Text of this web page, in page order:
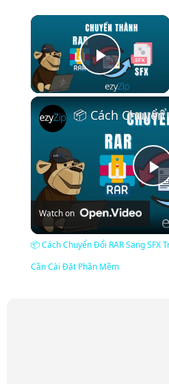
×
Play
Watch on
📦 Cách Chuyển Đổi RAR Sang SFX
Cần Cài Đặt Phần Mềm